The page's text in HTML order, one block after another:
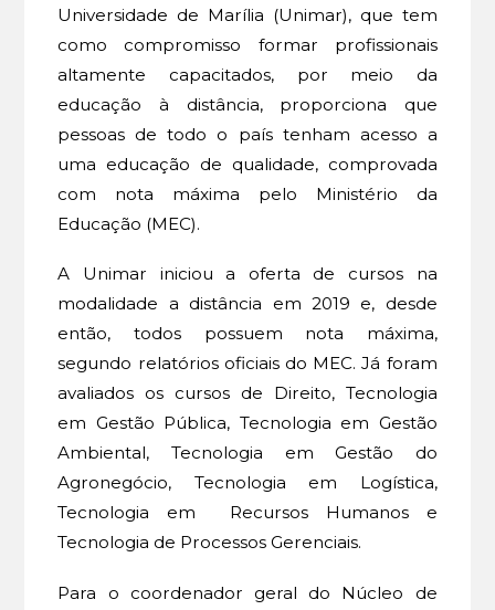
Universidade de Marília (Unimar), que tem
como compromisso formar profissionais
altamente capacitados, por meio da
educação à distância, proporciona que
pessoas de todo o país tenham acesso a
uma educação de qualidade, comprovada
com nota máxima pelo Ministério da
Educação (MEC).
A Unimar iniciou a oferta de cursos na
modalidade a distância em 2019 e, desde
então, todos possuem nota máxima,
segundo relatórios oficiais do MEC. Já foram
avaliados os cursos de Direito, Tecnologia
em Gestão Pública, Tecnologia em Gestão
Ambiental, Tecnologia em Gestão do
Agronegócio, Tecnologia em Logística,
Tecnologia em Recursos Humanos e
Tecnologia de Processos Gerenciais.
Para o coordenador geral do Núcleo de